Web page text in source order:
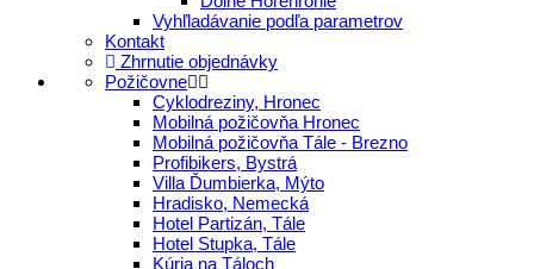
Vyhľladávanie podľa parametrov
Kontakt
Zhrnutie objednávky
Požičovne
Cyklodreziny, Hronec
Mobilná požičovňa Hronec
Mobilná požičovňa Tále - Brezno
Profibikers, Bystrá
Villa Ďumbierka, Mýto
Hradisko, Nemecká
Hotel Partizán, Tále
Hotel Stupka, Tále
Kúria na Táloch